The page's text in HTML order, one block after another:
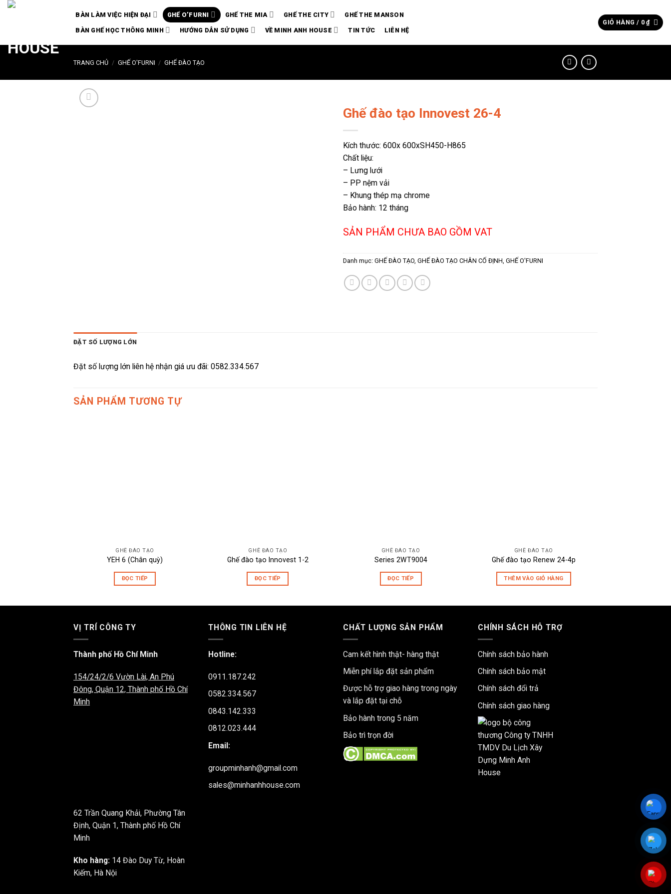
Chuyển
dung
BÀN LÀM VIỆC HIỆN ĐẠI GHẾ O’FURNI GHẾ THE MIA GHẾ THE CITY GHẾ THE MANSON
BÀN GHẾ HỌC THÔNG MINH HƯỚNG DẪN SỬ DỤNG VỀ MINH ANH HOUSE TIN TỨC LIÊN HỆ
GIỎ HÀNG / 0₫
TRANG CHỦ / GHẾ O'FURNI / GHẾ ĐÀO TẠO
Ghế đào tạo Innovest 26-4
Kích thước: 600x 600xSH450-H865
Chất liệu:
– Lưng lưới
– PP nệm vải
– Khung thép mạ chrome
Bảo hành: 12 tháng
SẢN PHẨM CHƯA BAO GỒM VAT
Danh mục: GHẾ ĐÀO TẠO, GHẾ ĐÀO TẠO CHÂN CỐ ĐỊNH, GHẾ O'FURNI
ĐẶT SỐ LƯỢNG LỚN
Đặt số lượng lớn liên hệ nhận giá ưu đãi: 0582.334.567
SẢN PHẨM TƯƠNG TỰ
GHẾ ĐÀO TẠO
YEH 6 (Chân quỳ)
ĐỌC TIẾP
GHẾ ĐÀO TẠO
Ghế đào tạo Innovest 1-2
ĐỌC TIẾP
GHẾ ĐÀO TẠO
Series 2WT9004
ĐỌC TIẾP
GHẾ ĐÀO TẠO
Ghế đào tạo Renew 24-4p
THÊM VÀO GIỎ HÀNG
VỊ TRÍ CÔNG TY
Thành phố Hồ Chí Minh
154/24/2/6 Vườn Lài, An Phú
Đông, Quận 12, Thành phố Hồ Chí
Minh
62 Trần Quang Khải, Phường Tân
Định, Quận 1, Thành phố Hồ Chí
Minh
Kho hàng: 14 Đào Duy Từ, Hoàn
Kiếm, Hà Nội
THÔNG TIN LIÊN HỆ
Hotline:
0911.187.242
0582.334.567
0843.142.333
0812.023.444
Email:
groupminhanh@gmail.com
sales@minhanhhouse.com
CHẤT LƯỢNG SẢN PHẨM
Cam kết hình thật- hàng thật
Miễn phí lắp đặt sản phẩm
Được hỗ trợ giao hàng trong ngày
và lắp đặt tại chỗ
Bảo hành trong 5 năm
Bảo trì trọn đời
CHÍNH SÁCH HỖ TRỢ
Chính sách bảo hành
Chính sách bảo mật
Chính sách đổi trả
Chính sách giao hàng